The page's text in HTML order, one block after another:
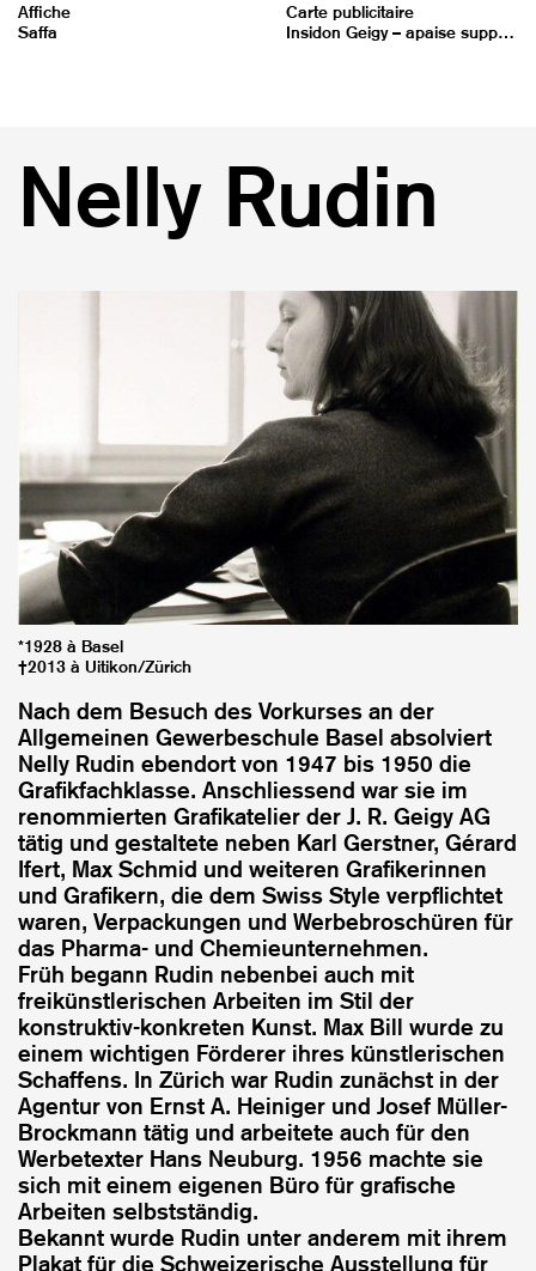
v
o
Affiche
Saffa
Carte publicitaire
Insidon Geigy – apaise supprime anxiété et tension relève l'humeur soulage
Nelly Rudin
*1928 à Basel
†2013 à Uitikon/Zürich
Nach dem Besuch des Vorkurses an der
Allgemeinen Gewerbeschule Basel absolviert
Nelly Rudin ebendort von 1947 bis 1950 die
Grafikfachklasse. Anschliessend war sie im
renommierten Grafikatelier der J. R. Geigy AG
tätig und gestaltete neben Karl Gerstner, Gérard
Ifert, Max Schmid und weiteren Grafikerinnen
und Grafikern, die dem Swiss Style verpflichtet
waren, Verpackungen und Werbebroschüren für
das Pharma- und Chemieunternehmen.
Früh begann Rudin nebenbei auch mit
freikünstlerischen Arbeiten im Stil der
konstruktiv-konkreten Kunst. Max Bill wurde zu
einem wichtigen Förderer ihres künstlerischen
Schaffens. In Zürich war Rudin zunächst in der
Agentur von Ernst A. Heiniger und Josef Müller-
Brockmann tätig und arbeitete auch für den
Werbetexter Hans Neuburg. 1956 machte sie
sich mit einem eigenen Büro für grafische
Arbeiten selbstständig.
Bekannt wurde Rudin unter anderem mit ihrem
Plakat für die Schweizerische Ausstellung für